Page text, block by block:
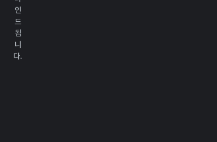
인
드
됩
니
다.